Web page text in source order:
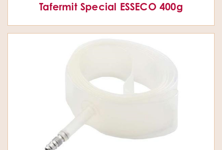
Tafermit Special ESSECO 400g